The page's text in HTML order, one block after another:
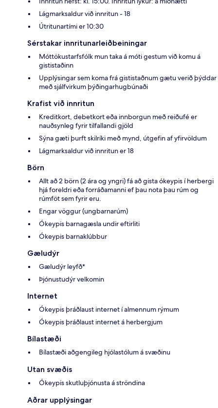
Lágmarksaldur við innritun - 18
Útritunartími er 10:30
Sérstakar innritunarleiðbeiningar
Móttökustarfsfólk mun taka á móti gestum við komu á
gististaðinn
Upplýsingar sem koma frá gististaðnum gætu verið þýddar
með sjálfvirkum þýðingarhugbúnaði
Krafist við innritun
Kreditkort, debetkort eða innborgun með reiðufé er
nauðsynleg fyrir tilfallandi gjöld
Sýna gæti þurft skilríki með mynd, útgefin af yfirvöldum
Lágmarksaldur við innritun er 18
Börn
Allt að 2 börn (2 ára og yngri) fá að gista ókeypis í herbergi
hjá foreldri eða forráðamanni ef þau nota þau rúm og
rúmföt sem fyrir eru.
Engar vöggur (ungbarnarúm)
Ókeypis barnagæsla undir eftirliti
Ókeypis barnaklúbbur
Gæludýr
Gæludýr leyfð*
Þjónustudýr velkomin
Internet
Ókeypis þráðlaust internet í almennum rýmum
Ókeypis þráðlaust internet á herbergjum
Bílastæði
Bílastæði aðgengileg hjólastólum á svæðinu
Utan svæðis
Ókeypis skutluþjónusta á ströndina
Aðrar upplýsingar